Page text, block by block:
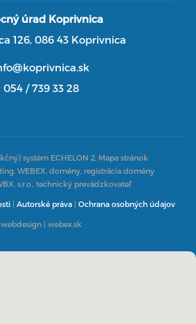
úrad Koprivnica
126, 086 43 Koprivnica
054 / 739 33 28
systém ECHELON 2, Mapa stránok
WEBEX, domény, registrácia domény
s.r.o., technický prevádzkovateľ
| Autorské práva | Ochrana osobných údajov
webdesign| webex.sk